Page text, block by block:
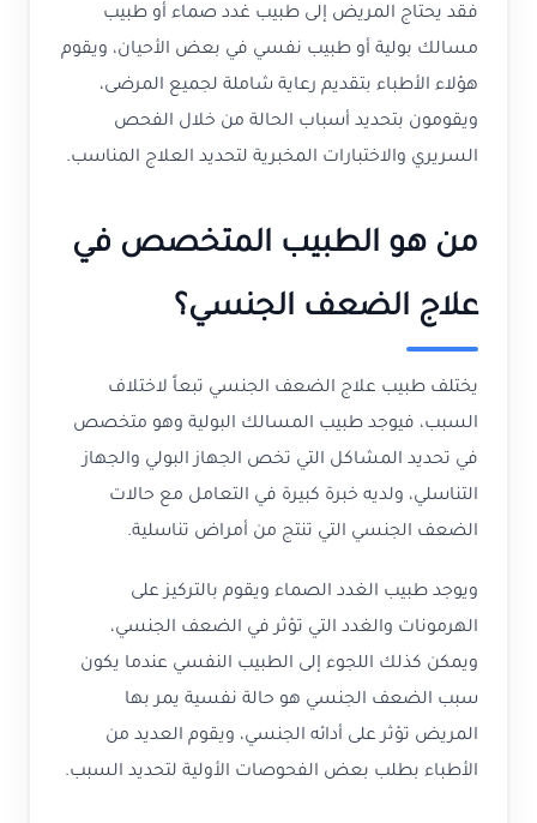
فقد يحتاج المريض إلى طبيب غدد صماء أو طبيب
مسالك بولية أو طبيب نفسي في بعض الأحيان، ويقوم
هؤلاء الأطباء بتقديم رعاية شاملة لجميع المرضى،
ويقومون بتحديد أسباب الحالة من خلال الفحص
السريري والاختبارات المخبرية لتحديد العلاج المناسب.
من هو الطبيب المتخصص في
علاج الضعف الجنسي؟
يختلف طبيب علاج الضعف الجنسي تبعاً لاختلاف
السبب، فيوجد طبيب المسالك البولية وهو متخصص
في تحديد المشاكل التي تخص الجهاز البولي والجهاز
التناسلي، ولديه خبرة كبيرة في التعامل مع حالات
الضعف الجنسي التي تنتج من أمراض تناسلية.
ويوجد طبيب الغدد الصماء ويقوم بالتركيز على
الهرمونات والغدد التي تؤثر في الضعف الجنسي،
ويمكن كذلك اللجوء إلى الطبيب النفسي عندما يكون
سبب الضعف الجنسي هو حالة نفسية يمر بها
المريض تؤثر على أدائه الجنسي، ويقوم العديد من
الأطباء بطلب بعض الفحوصات الأولية لتحديد السبب.